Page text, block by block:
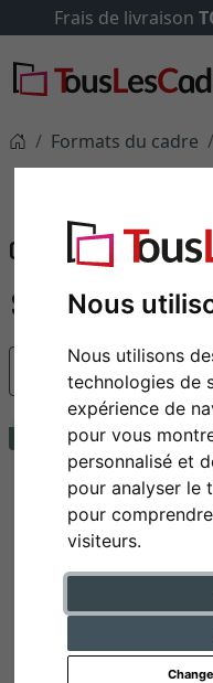
Nous
Nous utilisons
technologies de
expérience de
pour vous
personnalisé et
pour analyser le
pour
visiteurs.
8,95 € savoir
Formats du cadre
Cadres 70 x 90 cm
populaire
de 131,05 € *
recommandation